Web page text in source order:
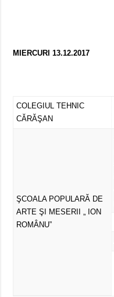
MIERCURI 13.12.2017
COLEGIUL TEHNIC
CĂRĂŞAN
ŞCOALA POPULARĂ DE
ARTE ŞI MESERII „ ION
ROMÂNU”